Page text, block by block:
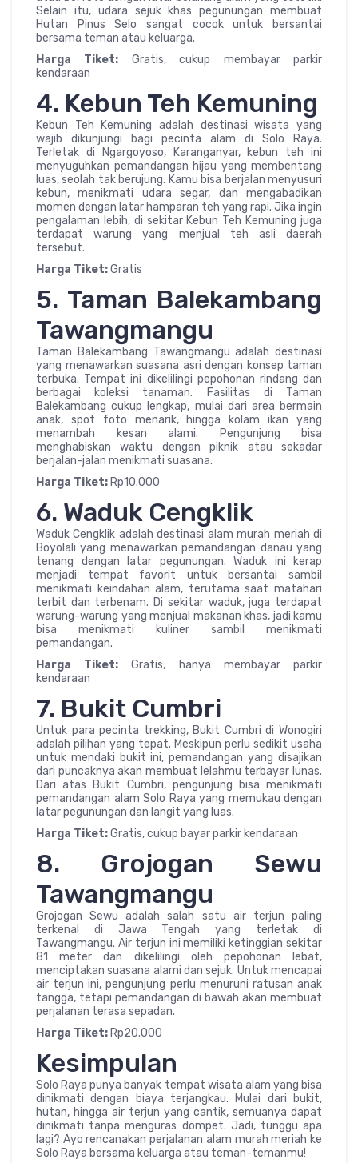
Selain itu, udara sejuk khas pegunungan membuat
Hutan Pinus Selo sangat cocok untuk bersantai
bersama teman atau keluarga.
Harga Tiket: Gratis, cukup membayar parkir
kendaraan
4. Kebun Teh Kemuning
Kebun Teh Kemuning adalah destinasi wisata yang
wajib dikunjungi bagi pecinta alam di Solo Raya.
Terletak di Ngargoyoso, Karanganyar, kebun teh ini
menyuguhkan pemandangan hijau yang membentang
luas, seolah tak berujung. Kamu bisa berjalan menyusuri
kebun, menikmati udara segar, dan mengabadikan
momen dengan latar hamparan teh yang rapi. Jika ingin
pengalaman lebih, di sekitar Kebun Teh Kemuning juga
terdapat warung yang menjual teh asli daerah
tersebut.
Harga Tiket:Gratis
5. Taman Balekambang
Tawangmangu
Taman Balekambang Tawangmangu adalah destinasi
yang menawarkan suasana asri dengan konsep taman
terbuka. Tempat ini dikelilingi pepohonan rindang dan
berbagai koleksi tanaman. Fasilitas di Taman
Balekambang cukup lengkap, mulai dari area bermain
anak, spot foto menarik, hingga kolam ikan yang
menambah kesan alami. Pengunjung bisa
menghabiskan waktu dengan piknik atau sekadar
berjalan-jalan menikmati suasana.
Harga Tiket: Rp10.000
6. Waduk Cengklik
Waduk Cengklik adalah destinasi alam murah meriah di
Boyolali yang menawarkan pemandangan danau yang
tenang dengan latar pegunungan. Waduk ini kerap
menjadi tempat favorit untuk bersantai sambil
menikmati keindahan alam, terutama saat matahari
terbit dan terbenam. Di sekitar waduk, juga terdapat
warung-warung yang menjual makanan khas, jadi kamu
bisa menikmati kuliner sambil menikmati
pemandangan.
Harga Tiket: Gratis, hanya membayar parkir
kendaraan
7. Bukit Cumbri
Untuk para pecinta trekking, Bukit Cumbri di Wonogiri
adalah pilihan yang tepat. Meskipun perlu sedikit usaha
untuk mendaki bukit ini, pemandangan yang disajikan
dari puncaknya akan membuat lelahmu terbayar lunas.
Dari atas Bukit Cumbri, pengunjung bisa menikmati
pemandangan alam Solo Raya yang memukau dengan
latar pegunungan dan langit yang luas.
Harga Tiket:Gratis, cukup bayar parkir kendaraan
8. Grojogan Sewu
Tawangmangu
Grojogan Sewu adalah salah satu air terjun paling
terkenal di Jawa Tengah yang terletak di
Tawangmangu. Air terjun ini memiliki ketinggian sekitar
81 meter dan dikelilingi oleh pepohonan lebat,
menciptakan suasana alami dan sejuk. Untuk mencapai
air terjun ini, pengunjung perlu menuruni ratusan anak
tangga, tetapi pemandangan di bawah akan membuat
perjalanan terasa sepadan.
Harga Tiket: Rp20.000
Kesimpulan
Solo Raya punya banyak tempat wisata alam yang bisa
dinikmati dengan biaya terjangkau. Mulai dari bukit,
hutan, hingga air terjun yang cantik, semuanya dapat
dinikmati tanpa menguras dompet. Jadi, tunggu apa
lagi? Ayo rencanakan perjalanan alam murah meriah ke
Solo Raya bersama keluarga atau teman-temanmu!